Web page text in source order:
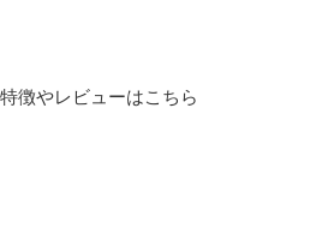
徴やレビューはこちら